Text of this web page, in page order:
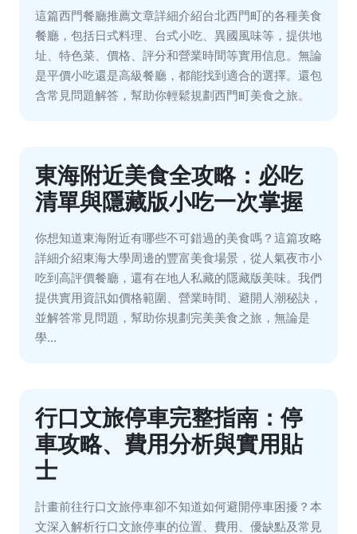
這篇西門餐廳推薦文章詳細介紹台北西門町的各種美食
餐廳，包括日式料理、台式小吃、異國風味等，提供地
址、特色菜、價格、評分和營業時間等實用信息。無論
是平價小吃還是高級餐廳，都能找到適合的選擇。還包
含常見問題解答，幫助你輕鬆規劃西門町美食之旅。
東海附近美食全攻略：必吃
清單與隱藏版小吃一次掌握
你想知道東海附近有哪些不可錯過的美食嗎？這篇攻略
詳細介紹東海大學周邊的豐富美食場景，從人氣夜市小
吃到高評價餐廳，還有在地人私藏的隱藏版美味。我們
提供實用資訊如價格範圍、營業時間、避開人潮秘訣，
並解答常見問題，幫助你規劃完美美食之旅，無論是
學...
行口文旅停車完整指南：停
車攻略、費用分析與實用貼
士
計畫前往行口文旅停車卻不知道如何避開停車困擾？本
文深入解析行口文旅停車的位置、費用、優缺點及常見